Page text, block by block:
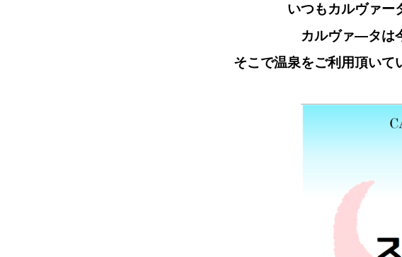
いつもカルヴァー
カルヴァ―タは
そこで温泉をご利用頂いて